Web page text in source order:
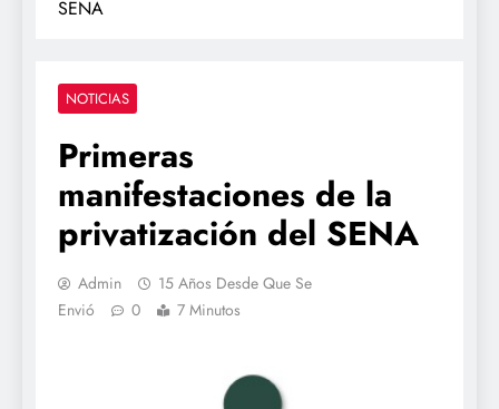
SENA
NOTICIAS
Primeras
manifestaciones de la
privatización del SENA
Admin
15 Años Desde Que Se
Envió
0 7 Minutos